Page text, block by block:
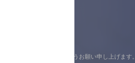
の上ご来店くださいますようお願い申し上げます。